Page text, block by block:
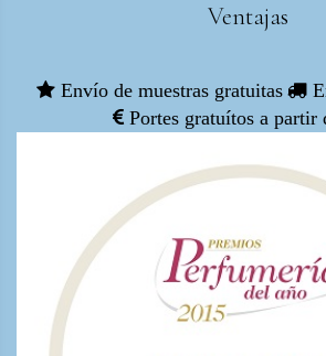
Ventajas
Envío de muestras gratuitas
Portes gratuítos a partir